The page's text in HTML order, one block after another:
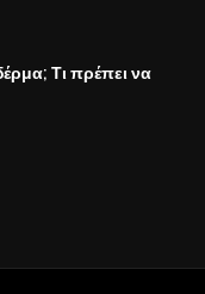
Τι πρέπει να